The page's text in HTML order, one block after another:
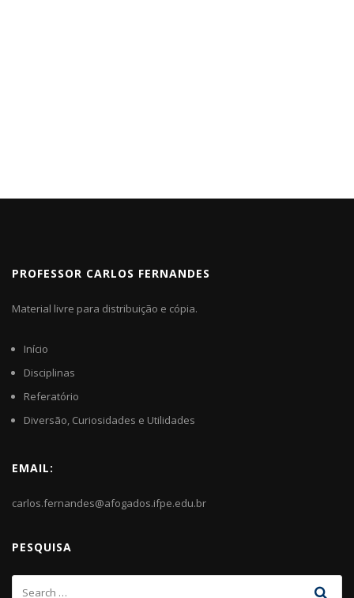
PROFESSOR CARLOS FERNANDES
Material livre para distribuição e cópia.
Início
Disciplinas
Referatório
Diversão, Curiosidades e Utilidades
EMAIL:
carlos.fernandes@afogados.ifpe.edu.br
PESQUISA